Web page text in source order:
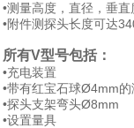
•测量高度，直径，垂
•附件测探头长度可达
所有V型号包括：
•充电装置
•带有红宝石球Ø4mm
•探头支架弯头Ø8mm
•设置量具